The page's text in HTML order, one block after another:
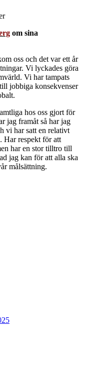
MED-klassade
om sina
oss och det var ett år
Vi lyckades göra
Vi har tampats
jobbiga konsekvenser
hos oss gjort för
jag framåt så har jag
vi har satt en relativt
Har respekt för att
har en stor tilltro till
jag kan för att alla ska
målsättning.